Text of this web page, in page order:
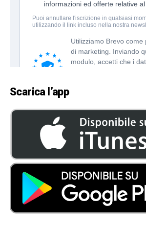
Scarica l’app